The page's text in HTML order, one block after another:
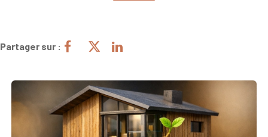
Qui Sommes-Nous
Nous Rejoindre
Nos Actualités
Partager sur :